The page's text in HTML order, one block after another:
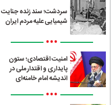
سردشت؛ سند زنده جنایت
شیمیایی علیه مردم ایران
•••
امنیت اقتصادی؛ ستون
پایداری و اقتدار ملی در
اندیشه امام خامنه‌ای
•••